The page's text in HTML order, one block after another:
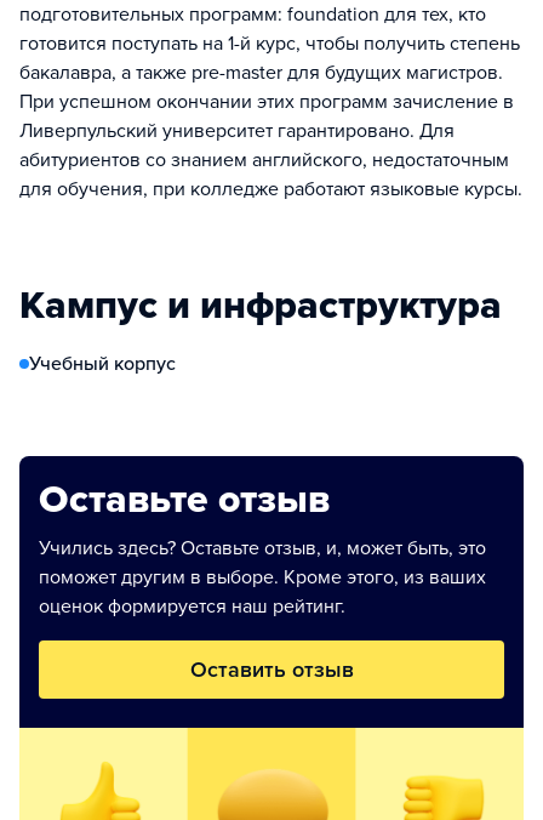
подготовительных программ: foundation для тех, кто
готовится поступать на 1-й курс, чтобы получить степень
бакалавра, а также pre-master для будущих магистров.
При успешном окончании этих программ зачисление в
Ливерпульский университет гарантировано. Для
абитуриентов со знанием английского, недостаточным
для обучения, при колледже работают языковые курсы.
Кампус и инфраструктура
Учебный корпус
Оставьте отзыв
Учились здесь? Оставьте отзыв, и, может быть, это
поможет другим в выборе. Кроме этого, из ваших
оценок формируется наш рейтинг.
Оставить отзыв